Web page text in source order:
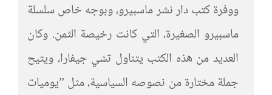
ووفرة كتب دار نشر ماسبيرو، وبوجه خاص سلسلة
ماسبيرو الصغيرة، التي كانت رخيصة الثمن. وكان
العديد من هذه الكتب يتناول تشي جيفارا، ويتيح
جملة مختارة من نصوصه السياسية، مثل ”يوميات